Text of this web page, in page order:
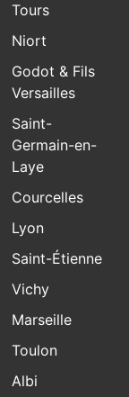
Tours
Niort
Godot & Fils
Versailles
Saint-
Germain-en-
Laye
Courcelles
Lyon
Saint-Étienne
Vichy
Marseille
Toulon
Albi